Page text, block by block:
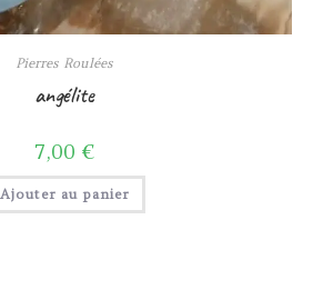
Pierres Roulées
angélite
7,00 €
Ajouter au panier